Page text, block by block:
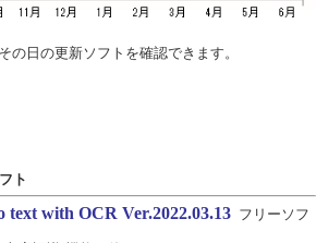
の日の更新ソフトを確認できます。
ト
text with OCR Ver.2022.03.13 フリーソフ